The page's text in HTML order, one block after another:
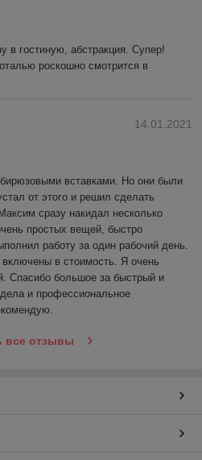
в гостиную, абстракция. Супер!
роскошно смотрится в
14.01.2021
вставками. Но они были
от этого и решил сделать
сразу накидал несколько
простых вещей, быстро
работу за один рабочий день.
в стоимость. Я очень
Спасибо большое за быстрый и
и профессиональное
все отзывы